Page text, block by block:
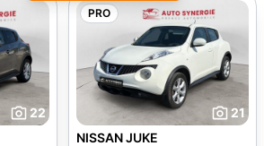
22
PRO
21
NISSAN JUKE